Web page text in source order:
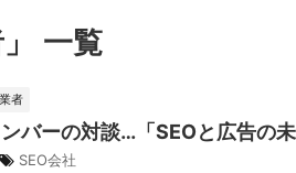
」 一覧
者
バーの対談…「SEOと広告の未
SEO会社